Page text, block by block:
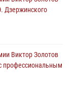
Дзержинского
Виктор Золотов
профессиональным